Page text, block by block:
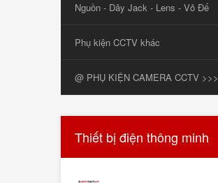
Nguồn - Dây Jack - Lens - Vỏ Đế
Phụ kiện CCTV khác
@ PHỤ KIỆN CAMERA CCTV >>>
Thiết bị điện thông minh